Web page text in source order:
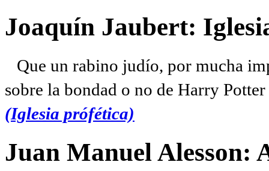
Joaquín Jaubert:
Que un rabino judío, por mucha
sobre la bondad o no de Harry
(Iglesia prófética)
Juan Manuel Alesson: